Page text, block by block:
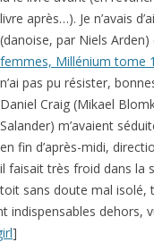
livre après…). Je n’avais
(danoise, par Niels Arden)
femmes, Millénium tome 1
n’ai pas pu résister,
Daniel Craig (Mikael
Salander) m’avaient
en fin d’après-midi,
il faisait très froid dans la
toit sans doute mal isolé,
indispensables dehors,
]